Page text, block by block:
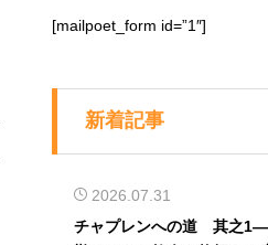
[mailpoet_form id=”1″]
新着記事
2026.07.31
チャプレンへの道 其之